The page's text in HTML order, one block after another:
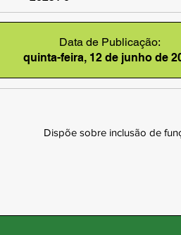
Data de Publicação:
quinta-feira, 12 de junho de
Dispõe sobre inclusão de